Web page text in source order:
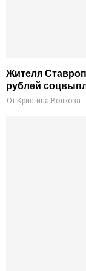
Жителя
рублей
От Кристина Волкова